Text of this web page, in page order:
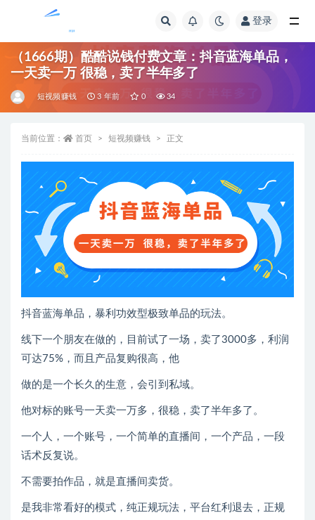
登录
（1666期）酷酷说钱付费文章：抖音蓝海单品，
一天卖一万 很稳，卖了半年多了
短视频赚钱 3 年前 0 34
当前位置： 首页 短视频赚钱 正文
抖音蓝海单品，暴利功效型极致单品的玩法。
线下一个朋友在做的，目前试了一场，卖了3000多，利润
可达75%，而且产品复购很高，他
做的是一个长久的生意，会引到私域。
他对标的账号一天卖一万多，很稳，卖了半年多了。
一个人，一个账号，一个简单的直播间，一个产品，一段
话术反复说。
不需要拍作品，就是直播间卖货。
是我非常看好的模式，纯正规玩法，平台红利退去，正规